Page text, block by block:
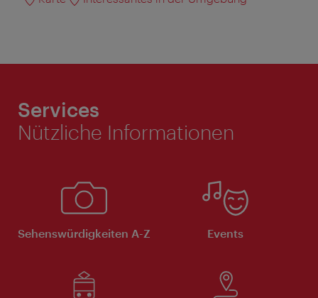
Services
Nützliche Informationen
Sehenswürdigkeiten A-Z Events